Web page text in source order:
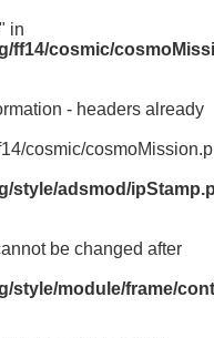
in
ff14/cosmic/
- headers already
cosmic/
style/adsmod/
be changed after
style/module/frame/